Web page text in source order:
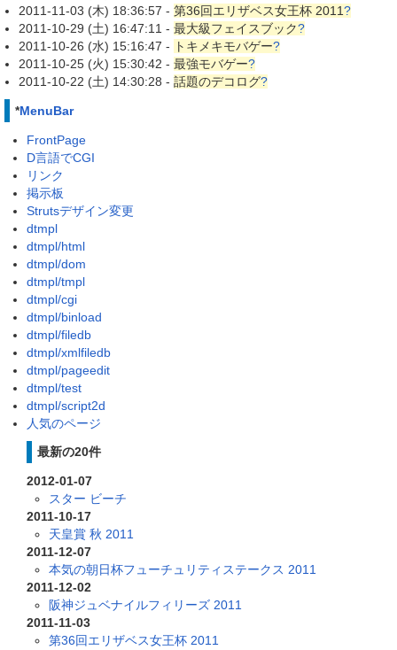
2011-11-03 (木) 18:36:57 - 第36回エリザベス女王杯 2011?
2011-10-29 (土) 16:47:11 - 最大級フェイスブック?
2011-10-26 (水) 15:16:47 -
トキメキモバゲー?
2011-10-25 (火) 15:30:42 - 最強モバゲー?
2011-10-22 (土) 14:30:28 - 話題のデコログ?
*MenuBar
FrontPage
D言語でCGI
リンク
掲示板
Strutsデザイン変更
dtmpl
dtmpl/html
dtmpl/dom
dtmpl/tmpl
dtmpl/cgi
dtmpl/binload
dtmpl/filedb
dtmpl/xmlfiledb
dtmpl/pageedit
dtmpl/test
dtmpl/script2d
人気のページ
最新の20件
2012-01-07
スター ビーチ
2011-10-17
天皇賞 秋 2011
2011-12-07
本気の朝日杯フューチュリティステークス 2011
2011-12-02
阪神ジュベナイルフィリーズ 2011
2011-11-03
第36回エリザベス女王杯 2011